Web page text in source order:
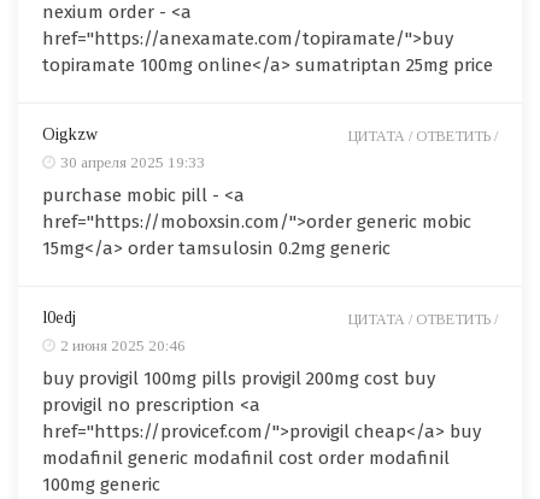
nexium order - <a
href="https://anexamate.com/topiramate/">buy
topiramate 100mg online</a> sumatriptan 25mg price
Oigkzw
30 апреля 2025 19:33
purchase mobic pill - <a
href="https://moboxsin.com/">order generic mobic
15mg</a> order tamsulosin 0.2mg generic
ЦИТАТА / ОТВЕТИТЬ /
l0edj
2 июня 2025 20:46
buy provigil 100mg pills provigil 200mg cost buy
provigil no prescription <a
href="https://provicef.com/">provigil cheap</a> buy
modafinil generic modafinil cost order modafinil
100mg generic
ЦИТАТА / ОТВЕТИТЬ /